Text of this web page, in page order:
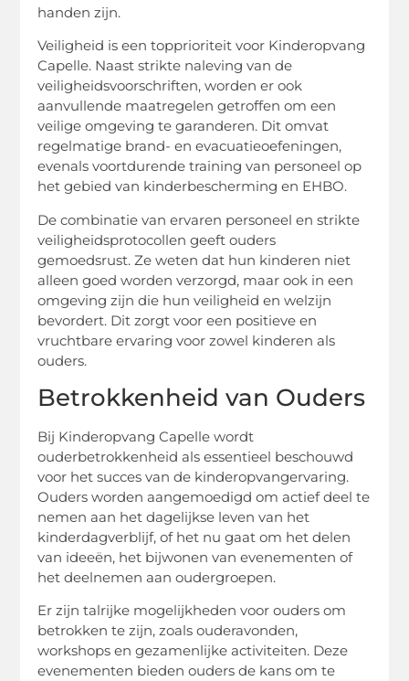
handen zijn.
Veiligheid is een topprioriteit voor Kinderopvang
Capelle. Naast strikte naleving van de
veiligheidsvoorschriften, worden er ook
aanvullende maatregelen getroffen om een
veilige omgeving te garanderen. Dit omvat
regelmatige brand- en evacuatieoefeningen,
evenals voortdurende training van personeel op
het gebied van kinderbescherming en EHBO.
De combinatie van ervaren personeel en strikte
veiligheidsprotocollen geeft ouders
gemoedsrust. Ze weten dat hun kinderen niet
alleen goed worden verzorgd, maar ook in een
omgeving zijn die hun veiligheid en welzijn
bevordert. Dit zorgt voor een positieve en
vruchtbare ervaring voor zowel kinderen als
ouders.
Betrokkenheid van Ouders
Bij Kinderopvang Capelle wordt
ouderbetrokkenheid als essentieel beschouwd
voor het succes van de kinderopvangervaring.
Ouders worden aangemoedigd om actief deel te
nemen aan het dagelijkse leven van het
kinderdagverblijf, of het nu gaat om het delen
van ideeën, het bijwonen van evenementen of
het deelnemen aan oudergroepen.
Er zijn talrijke mogelijkheden voor ouders om
betrokken te zijn, zoals ouderavonden,
workshops en gezamenlijke activiteiten. Deze
evenementen bieden ouders de kans om te